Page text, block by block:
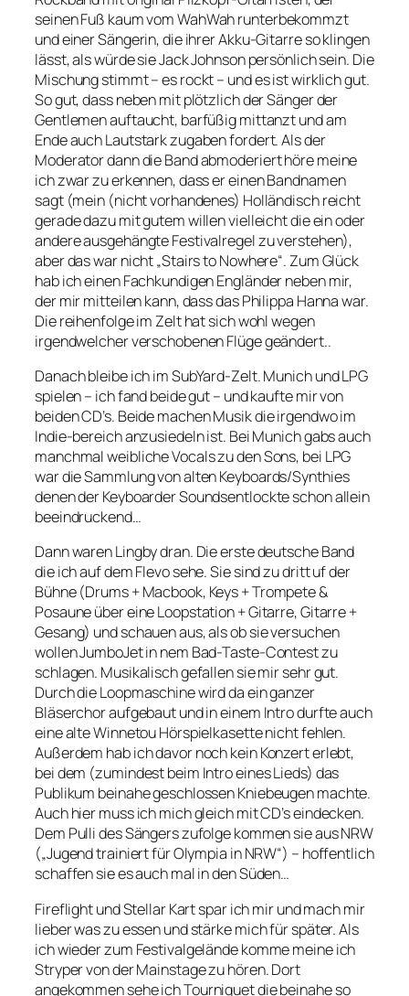
seinen Fuß kaum vom WahWah runterbekommzt
und einer Sängerin, die ihrer Akku-Gitarre so klingen
lässt, als würde sie Jack Johnson persönlich sein. Die
Mischung stimmt – es rockt – und es ist wirklich gut.
So gut, dass neben mit plötzlich der Sänger der
Gentlemen auftaucht, barfüßig mittanzt und am
Ende auch Lautstark zugaben fordert. Als der
Moderator dann die Band abmoderiert höre meine
ich zwar zu erkennen, dass er einen Bandnamen
sagt (mein (nicht vorhandenes) Holländisch reicht
gerade dazu mit gutem willen vielleicht die ein oder
andere ausgehängte Festivalregel zu verstehen),
aber das war nicht „Stairs to Nowhere“. Zum Glück
hab ich einen Fachkundigen Engländer neben mir,
der mir mitteilen kann, dass das Philippa Hanna war.
Die reihenfolge im Zelt hat sich wohl wegen
irgendwelcher verschobenen Flüge geändert..
Danach bleibe ich im SubYard-Zelt. Munich und LPG
spielen – ich fand beide gut – und kaufte mir von
beiden CD’s. Beide machen Musik die irgendwo im
Indie-bereich anzusiedeln ist. Bei Munich gabs auch
manchmal weibliche Vocals zu den Sons, bei LPG
war die Sammlung von alten Keyboards/Synthies
denen der Keyboarder Soundsentlockte schon allein
beeindruckend…
Dann waren Lingby dran. Die erste deutsche Band
die ich auf dem Flevo sehe. Sie sind zu dritt uf der
Bühne (Drums + Macbook, Keys + Trompete &
Posaune über eine Loopstation + Gitarre, Gitarre +
Gesang) und schauen aus, als ob sie versuchen
wollen JumboJet in nem Bad-Taste-Contest zu
schlagen. Musikalisch gefallen sie mir sehr gut.
Durch die Loopmaschine wird da ein ganzer
Bläserchor aufgebaut und in einem Intro durfte auch
eine alte Winnetou Hörspielkasette nicht fehlen.
Außerdem hab ich davor noch kein Konzert erlebt,
bei dem (zumindest beim Intro eines Lieds) das
Publikum beinahe geschlossen Kniebeugen machte.
Auch hier muss ich mich gleich mit CD’s eindecken.
Dem Pulli des Sängers zufolge kommen sie aus NRW
(„Jugend trainiert für Olympia in NRW“) – hoffentlich
schaffen sie es auch mal in den Süden…
Fireflight und Stellar Kart spar ich mir und mach mir
lieber was zu essen und stärke mich für später. Als
ich wieder zum Festivalgelände komme meine ich
Stryper von der Mainstage zu hören. Dort
angekommen sehe ich Tourniquet die beinahe so